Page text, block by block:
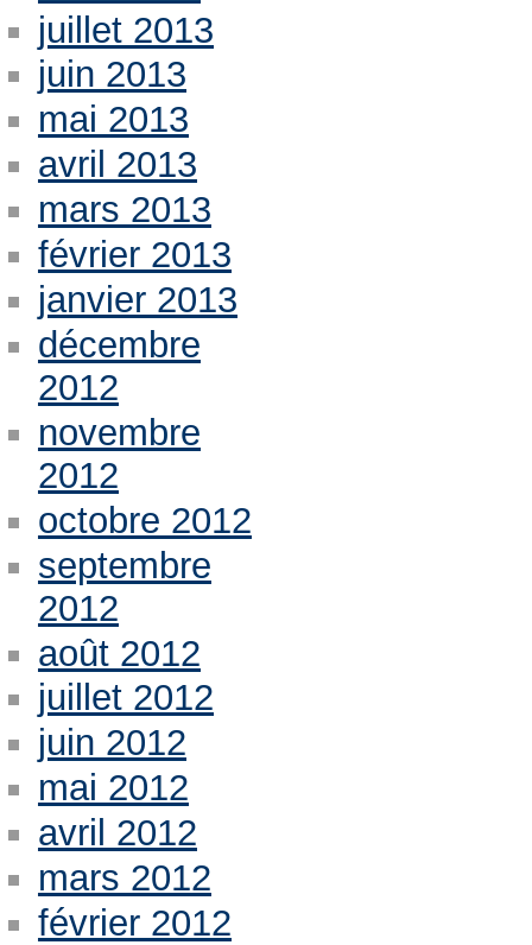
juillet 2013
juin 2013
mai 2013
avril 2013
mars 2013
février 2013
janvier 2013
décembre
2012
novembre
2012
octobre 2012
septembre
2012
août 2012
juillet 2012
juin 2012
mai 2012
avril 2012
mars 2012
février 2012